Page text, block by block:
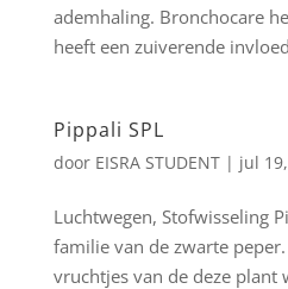
ademhaling. Bronchocare
heeft een zuiverende
Pippali SPL
door EISRA STUDENT| jul
Luchtwegen, Stofwisseling
familie van de zwarte
vruchtjes van de deze plant